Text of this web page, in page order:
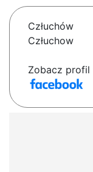
Człuchów
Człuchow
Zobacz profil